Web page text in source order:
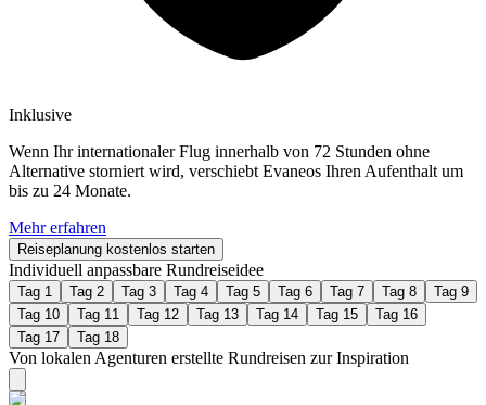
Inklusive
Wenn Ihr internationaler Flug innerhalb von 72 Stunden ohne
Alternative storniert wird, verschiebt Evaneos Ihren Aufenthalt um
bis zu 24 Monate.
Mehr erfahren
Reiseplanung kostenlos starten
Individuell anpassbare Rundreiseidee
Tag 1 Tag 2 Tag 3 Tag 4 Tag 5 Tag 6 Tag 7 Tag 8
Tag 9
Tag 10
Tag 11 Tag 12 Tag 13 Tag 14 Tag 15
Tag 16
Tag 17
Tag 18
Von lokalen Agenturen erstellte Rundreisen zur Inspiration